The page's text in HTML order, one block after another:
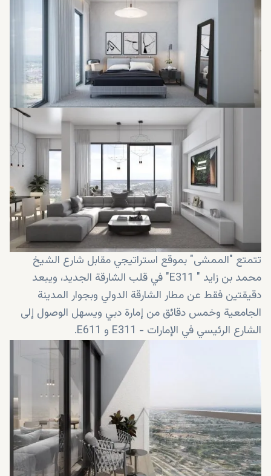
تتمتع "الممشى" بموقع استراتيجي مقابل شارع الشيخ
محمد بن زايد " E311" في قلب الشارقة الجديد، ويبعد
دقيقتين فقط عن مطار الشارقة الدولي وبجوار المدينة
الجامعية وخمس دقائق من إمارة دبي ويسهل الوصول إلى
الشارع الرئيسي في الإمارات - E311 و E611.